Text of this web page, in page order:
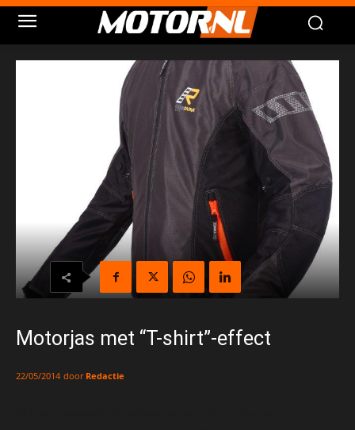
Motorjas met “T-shirt”-effect
22/05/2014 door Redactie